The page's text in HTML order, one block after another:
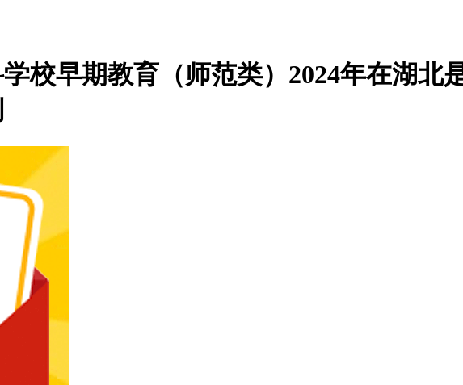
校早期教育（师范类）2024年在湖北